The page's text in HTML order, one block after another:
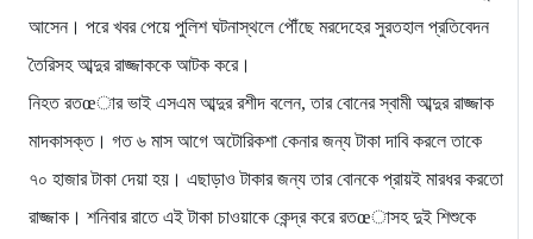
আসেন। পরে খবর পেয়ে পুলিশ ঘটনাস্থলে পৌঁছে মরদেহের সুরতহাল প্রতিবেদন
তৈরিসহ আব্দুর রাজ্জাককে আটক করে।
নিহত রতœার ভাই এসএম আব্দুর রশীদ বলেন, তার বোনের স্বামী আব্দুর রাজ্জাক
মাদকাসক্ত। গত ৬ মাস আগে অটোরিকশা কেনার জন্য টাকা দাবি করলে তাকে
৭০ হাজার টাকা দেয়া হয়। এছাড়াও টাকার জন্য তার বোনকে প্রায়ই মারধর করতো
রাজ্জাক। শনিবার রাতে এই টাকা চাওয়াকে কেন্দ্র করে রতœাসহ দুই শিশুকে